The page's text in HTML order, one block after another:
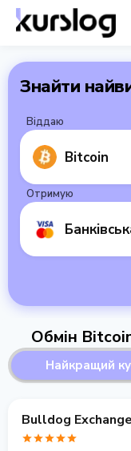
Знайти
Віддаю
Bitcoin
Отримую
Обмін
Найкращий
Bulldog Exchange